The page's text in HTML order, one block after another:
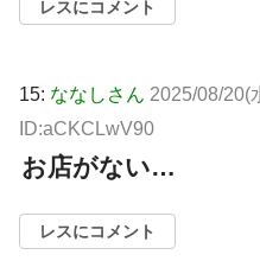
レスにコメント
15: ななしさん 2025/08/20(
ID:aCKCLwV90
お店がない…
レスにコメント